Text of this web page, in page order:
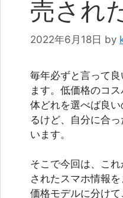
売され
2022年6月18日 by
毎年必ずと言って
ます。低価格のコ
体どれを選べば良
るけど、自分に合
います。
そこで今回は、こ
されたスマホ情報
価格モデルに分けて